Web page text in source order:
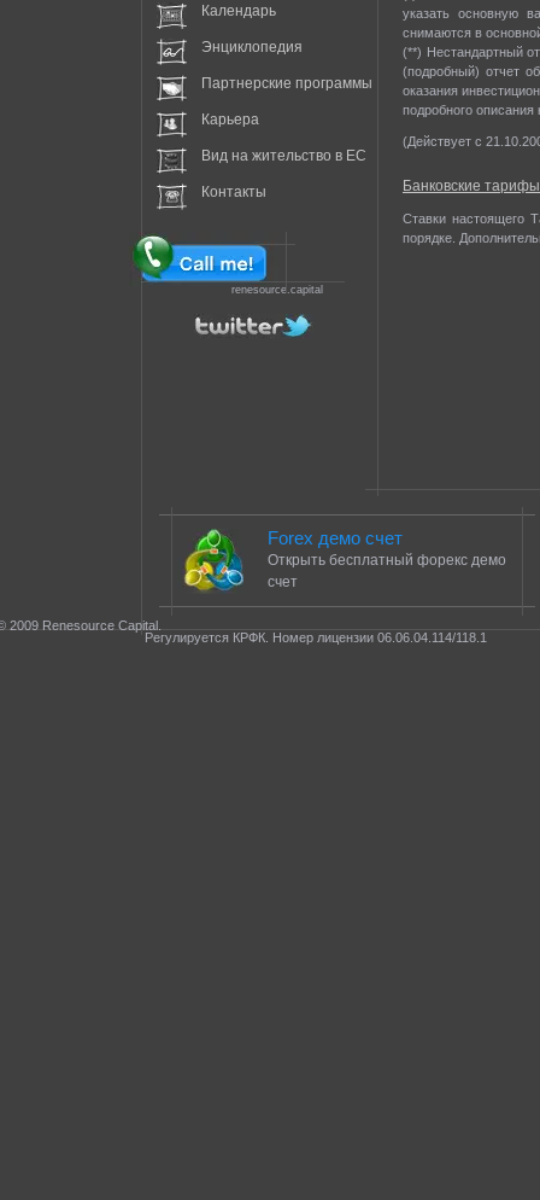
указать основную
снимаются в
(**) Нестандартный
(подробный) отчет
оказания
подробного описания
(Действует с
Банковские тарифы
Ставки настоящего
порядке.
Календарь
Энциклопедия
Партнерские программы
Карьера
Вид на жительство в EC
Контакты
renesource.capital
Forex демо счет
Открыть бесплатный форекс демо
счет
2009 Renesource Capital.
Регулируется КРФК. Номер лицензии 06.06.04.114/118.1